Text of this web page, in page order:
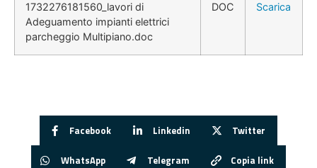
1732276181560_lavori di
Adeguamento impianti elettrici
parcheggio Multipiano.doc
DOC Scarica
Facebook Linkedin Twitter
WhatsApp Telegram Copia link